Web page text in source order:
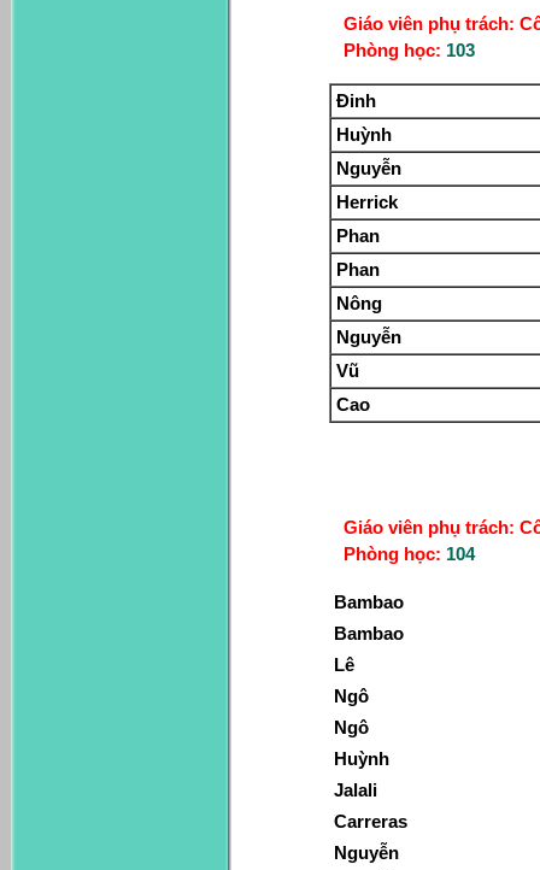
Giáo viên phụ trách:
Phòng học: 103
Đinh
Huỳnh
Nguyễn
Herrick
Phan
Phan
Nông
Nguyễn
Vũ
Cao
Giáo viên phụ trách:
Phòng học: 104
Bambao
Bambao
Lê
Ngô
Ngô
Huỳnh
Jalali
Carreras
Nguyễn